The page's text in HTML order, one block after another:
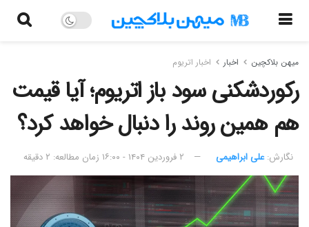
میهن بلاکچین اخبار اخبار اتریوم
رکوردشکنی سود باز اتریوم؛ آیا قیمت
هم همین روند را دنبال خواهد کرد؟
نگارش:‌ علی ابراهیمی ۲ فروردین ۱۴۰۴ - ۱۶:۰۰ زمان مطالعه: ۲ دقیقه